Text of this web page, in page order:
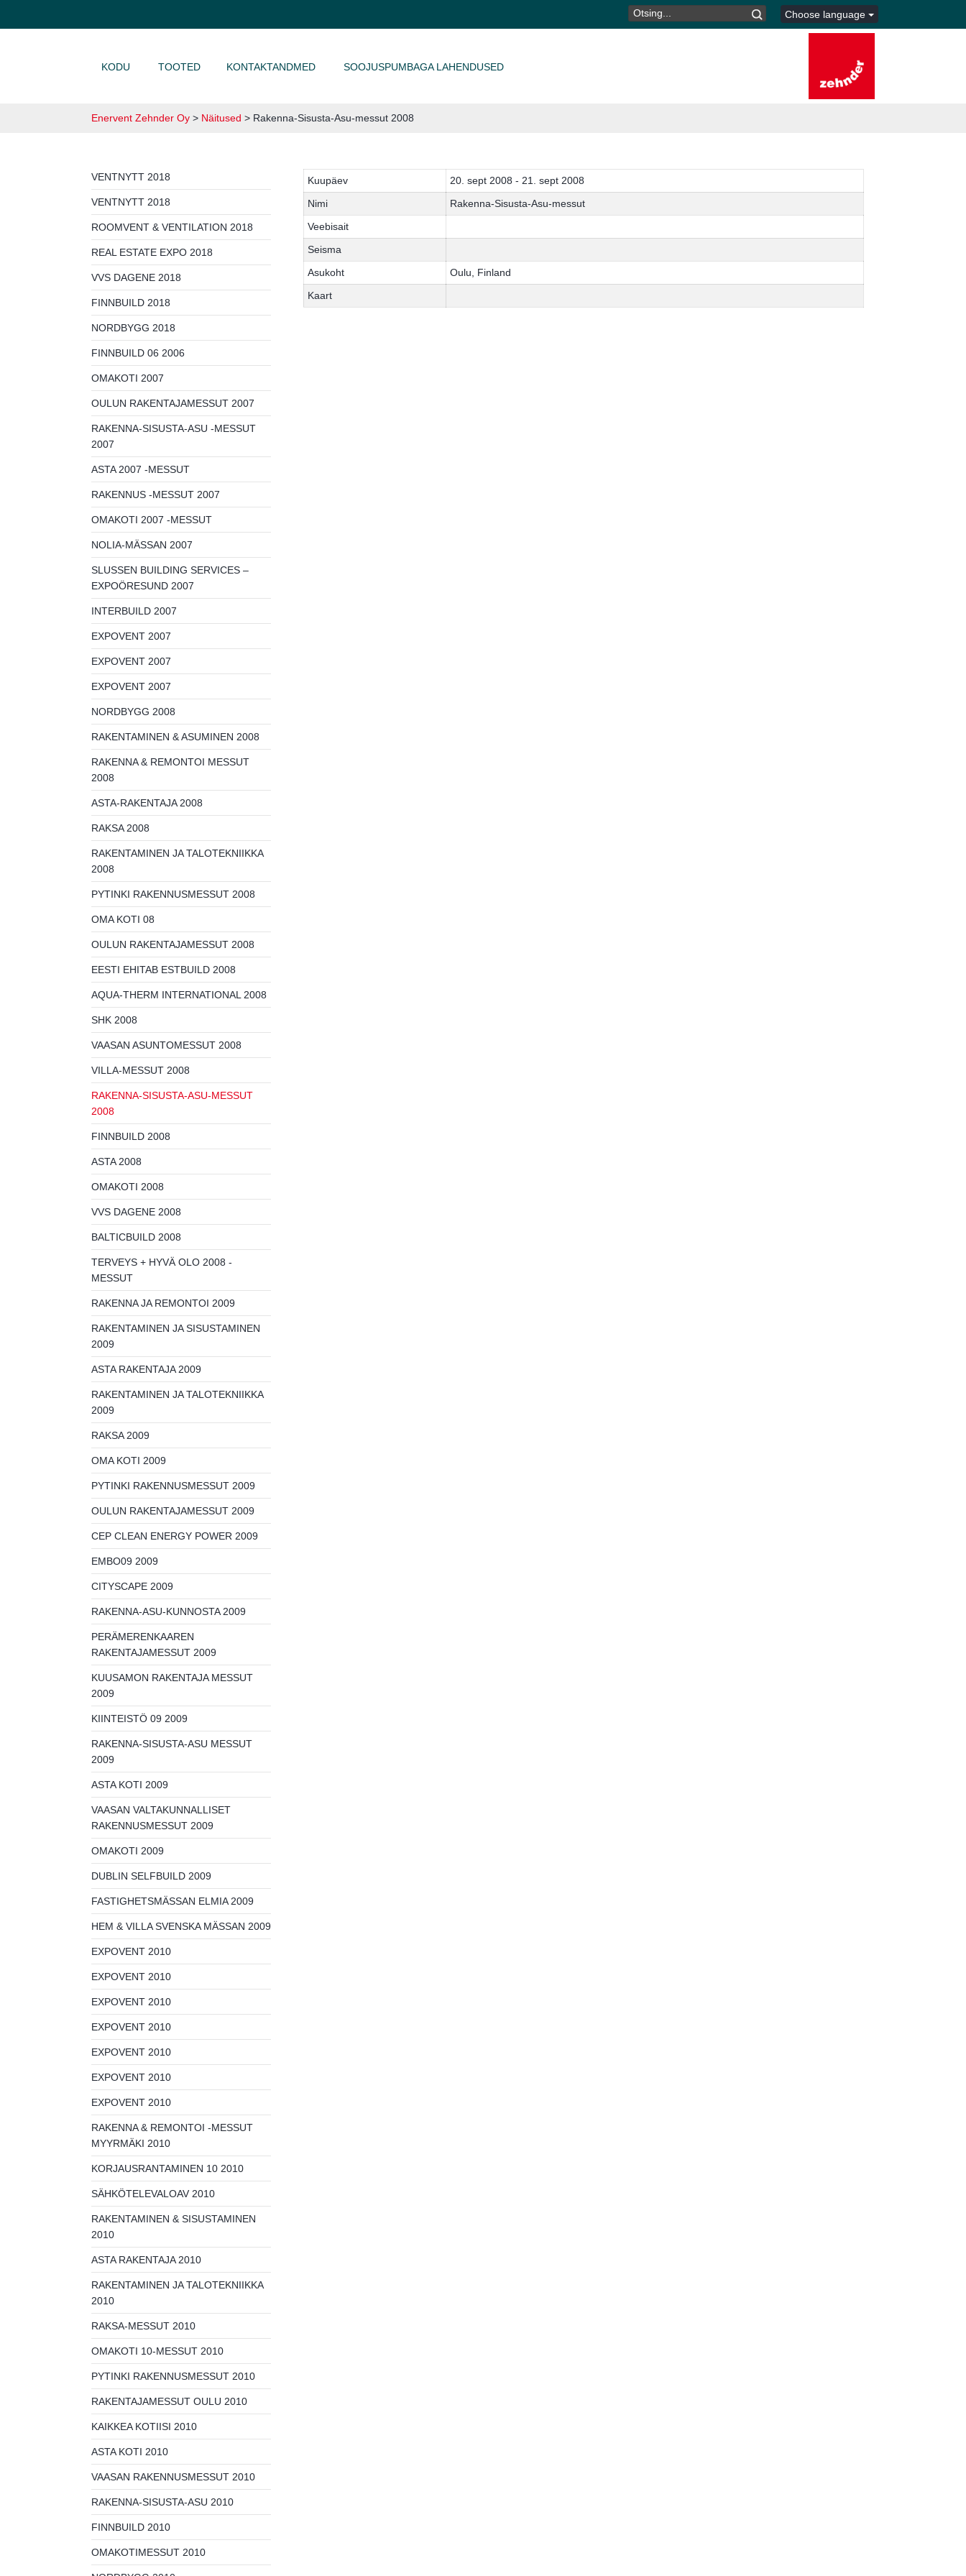
OTSI: Choose language
KODU TOOTED KONTAKTANDMED SOOJUSPUMBAGA LAHENDUSED
Enervent Zehnder Oy > Näitused > Rakenna-Sisusta-Asu-messut 2008
VENTNYTT 2018
VENTNYTT 2018
ROOMVENT & VENTILATION 2018
REAL ESTATE EXPO 2018
VVS DAGENE 2018
FINNBUILD 2018
NORDBYGG 2018
FINNBUILD 06 2006
OMAKOTI 2007
OULUN RAKENTAJAMESSUT 2007
RAKENNA-SISUSTA-ASU -MESSUT
2007
ASTA 2007 -MESSUT
RAKENNUS -MESSUT 2007
OMAKOTI 2007 -MESSUT
NOLIA-MÄSSAN 2007
SLUSSEN BUILDING SERVICES –
EXPOÖRESUND 2007
INTERBUILD 2007
EXPOVENT 2007
EXPOVENT 2007
EXPOVENT 2007
NORDBYGG 2008
RAKENTAMINEN & ASUMINEN 2008
RAKENNA & REMONTOI MESSUT
2008
ASTA-RAKENTAJA 2008
RAKSA 2008
RAKENTAMINEN JA TALOTEKNIIKKA
2008
PYTINKI RAKENNUSMESSUT 2008
OMA KOTI 08
OULUN RAKENTAJAMESSUT 2008
EESTI EHITAB ESTBUILD 2008
AQUA-THERM INTERNATIONAL 2008
SHK 2008
VAASAN ASUNTOMESSUT 2008
VILLA-MESSUT 2008
RAKENNA-SISUSTA-ASU-MESSUT
2008
FINNBUILD 2008
ASTA 2008
OMAKOTI 2008
VVS DAGENE 2008
BALTICBUILD 2008
TERVEYS + HYVÄ OLO 2008 -
MESSUT
RAKENNA JA REMONTOI 2009
RAKENTAMINEN JA SISUSTAMINEN
2009
ASTA RAKENTAJA 2009
RAKENTAMINEN JA TALOTEKNIIKKA
2009
RAKSA 2009
OMA KOTI 2009
PYTINKI RAKENNUSMESSUT 2009
OULUN RAKENTAJAMESSUT 2009
CEP CLEAN ENERGY POWER 2009
EMBO09 2009
CITYSCAPE 2009
RAKENNA-ASU-KUNNOSTA 2009
PERÄMERENKAAREN
RAKENTAJAMESSUT 2009
KUUSAMON RAKENTAJA MESSUT
2009
KIINTEISTÖ 09 2009
RAKENNA-SISUSTA-ASU MESSUT
2009
ASTA KOTI 2009
VAASAN VALTAKUNNALLISET
RAKENNUSMESSUT 2009
OMAKOTI 2009
DUBLIN SELFBUILD 2009
FASTIGHETSMÄSSAN ELMIA 2009
HEM & VILLA SVENSKA MÄSSAN 2009
EXPOVENT 2010
EXPOVENT 2010
EXPOVENT 2010
EXPOVENT 2010
EXPOVENT 2010
EXPOVENT 2010
EXPOVENT 2010
RAKENNA & REMONTOI -MESSUT
MYYRMÄKI 2010
KORJAUSRANTAMINEN 10 2010
SÄHKÖTELEVALOAV 2010
RAKENTAMINEN & SISUSTAMINEN
2010
ASTA RAKENTAJA 2010
RAKENTAMINEN JA TALOTEKNIIKKA
2010
RAKSA-MESSUT 2010
OMAKOTI 10-MESSUT 2010
PYTINKI RAKENNUSMESSUT 2010
RAKENTAJAMESSUT OULU 2010
KAIKKEA KOTIISI 2010
ASTA KOTI 2010
VAASAN RAKENNUSMESSUT 2010
RAKENNA-SISUSTA-ASU 2010
FINNBUILD 2010
OMAKOTIMESSUT 2010
Kuupäev
20. sept 2008 - 21. sept 2008
Nimi
Rakenna-Sisusta-Asu-messut
Veebisait
Seisma
Asukoht
Oulu, Finland
Kaart